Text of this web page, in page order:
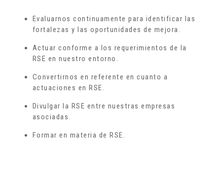
Evaluarnos continuamente para identificar las
fortalezas y las oportunidades de mejora.
Actuar conforme a los requerimientos de la
RSE en nuestro entorno.
Convertirnos en referente en cuanto a
actuaciones en RSE.
Divulgar la RSE entre nuestras empresas
asociadas.
Formar en materia de RSE.